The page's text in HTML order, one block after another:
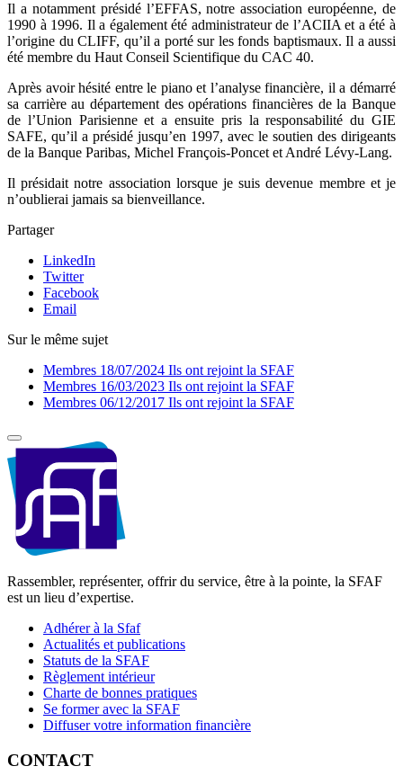
Il a notamment présidé l’EFFAS, notre association européenne, de
1990 à 1996. Il a également été administrateur de l’ACIIA et a été à
l’origine du CLIFF, qu’il a porté sur les fonds baptismaux. Il a aussi
été membre du Haut Conseil Scientifique du CAC 40.
Après avoir hésité entre le piano et l’analyse financière, il a démarré
sa carrière au département des opérations financières de la Banque
de l’Union Parisienne et a ensuite pris la responsabilité du GIE
SAFE, qu’il a présidé jusqu’en 1997, avec le soutien des dirigeants
de la Banque Paribas, Michel François-Poncet et André Lévy-Lang.
Il présidait notre association lorsque je suis devenue membre et je
n’oublierai jamais sa bienveillance.
Partager
LinkedIn
Twitter
Facebook
Email
Sur le même sujet
Membres 18/07/2024 Ils ont rejoint la SFAF
Membres 16/03/2023 Ils ont rejoint la SFAF
Membres 06/12/2017 Ils ont rejoint la SFAF
Rassembler, représenter, offrir du service, être à la pointe, la SFAF
est un lieu d’expertise.
Adhérer à la Sfaf
Actualités et publications
Statuts de la SFAF
Règlement intérieur
Charte de bonnes pratiques
Se former avec la SFAF
Diffuser votre information financière
CONTACT